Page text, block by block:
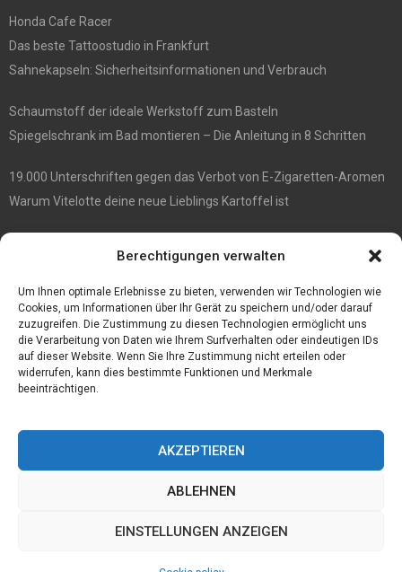
Berechtigungen verwalten
Um Ihnen optimale Erlebnisse zu bieten, verwenden wir Technologien wie
Cookies, um Informationen über Ihr Gerät zu speichern und/oder darauf
zuzugreifen. Die Zustimmung zu diesen Technologien ermöglicht uns
die Verarbeitung von Daten wie Ihrem Surfverhalten oder eindeutigen IDs
auf dieser Website. Wenn Sie Ihre Zustimmung nicht erteilen oder
widerrufen, kann dies bestimmte Funktionen und Merkmale
beeinträchtigen.
AKZEPTIEREN
ABLEHNEN
EINSTELLUNGEN ANZEIGEN
Honda Cafe Racer
Das beste Tattoostudio in Frankfurt
Sahnekapseln: Sicherheitsinformationen und Verbrauch
Schaumstoff der ideale Werkstoff zum Basteln
Spiegelschrank im Bad montieren – Die Anleitung in 8 Schritten
19.000 Unterschriften gegen das Verbot von E-Zigaretten-Aromen
Warum Vitelotte deine neue Lieblings Kartoffel ist
Anne et Valentin Brillen überraschender Stil und ultimativer
Tragekomfort